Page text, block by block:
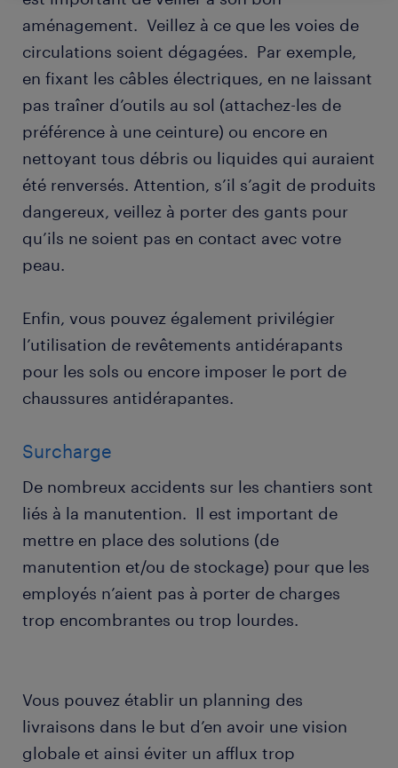
aménagement. Veillez à ce que les voies de
circulations soient dégagées. Par exemple,
en fixant les câbles électriques, en ne laissant
pas traîner d’outils au sol (attachez-les de
préférence à une ceinture) ou encore en
nettoyant tous débris ou liquides qui auraient
été renversés. Attention, s’il s’agit de produits
dangereux, veillez à porter des gants pour
qu’ils ne soient pas en contact avec votre
peau.
Enfin, vous pouvez également privilégier
l’utilisation de revêtements antidérapants
pour les sols ou encore imposer le port de
chaussures antidérapantes.
Surcharge
De nombreux accidents sur les chantiers sont
liés à la manutention. Il est important de
mettre en place des solutions (de
manutention et/ou de stockage) pour que les
employés n’aient pas à porter de charges
trop encombrantes ou trop lourdes.
Vous pouvez établir un planning des
livraisons dans le but d’en avoir une vision
globale et ainsi éviter un afflux trop